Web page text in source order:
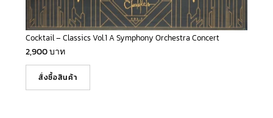
Cocktail – Classics Vol.1 A Symphony Orchestra Concert
2,900บาท
สั่งซื้อสินค้า